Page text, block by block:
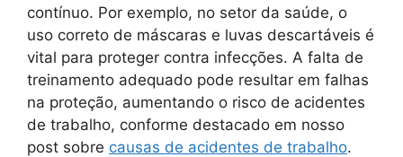
contínuo. Por exemplo, no setor da saúde, o
uso correto de máscaras e luvas descartáveis é
vital para proteger contra infecções. A falta de
treinamento adequado pode resultar em falhas
na proteção, aumentando o risco de acidentes
de trabalho, conforme destacado em nosso
post sobre causas de acidentes de trabalho.